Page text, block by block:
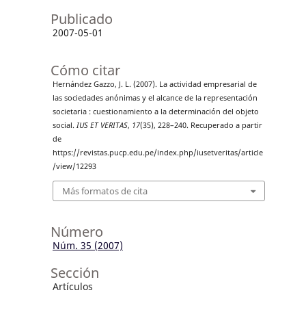
Publicado
2007-05-01
Cómo citar
Hernández Gazzo, J. L. (2007). La actividad empresarial de
las sociedades anónimas y el alcance de la representación
societaria : cuestionamiento a la determinación del objeto
social. IUS ET VERITAS, 17(35), 228–240. Recuperado a partir
de
https://revistas.pucp.edu.pe/index.php/iusetveritas/article
/view/12293
Más formatos de cita
Número
Núm. 35 (2007)
Sección
Artículos